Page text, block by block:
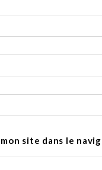
site dans le